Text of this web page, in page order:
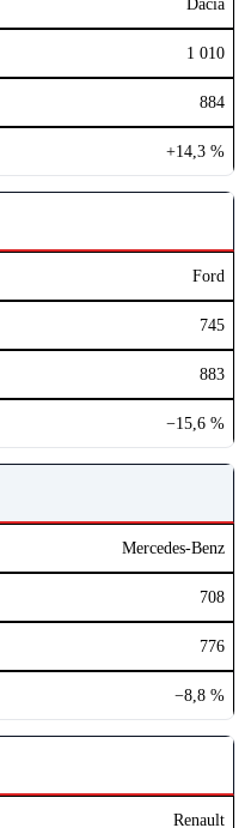
Dacia
1 010
884
+14,3 %
Ford
745
883
−15,6 %
Mercedes-Benz
708
776
−8,8 %
Renault